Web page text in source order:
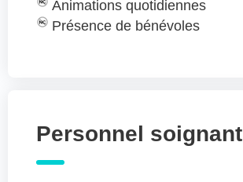
Animations quotidiennes
Présence de bénévoles
Personnel soignant